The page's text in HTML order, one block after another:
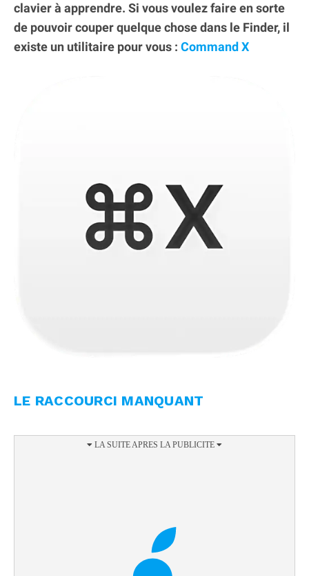
clavier à apprendre. Si vous voulez faire en sorte
de pouvoir couper quelque chose dans le Finder, il
existe un utilitaire pour vous : Command X
LE RACCOURCI MANQUANT